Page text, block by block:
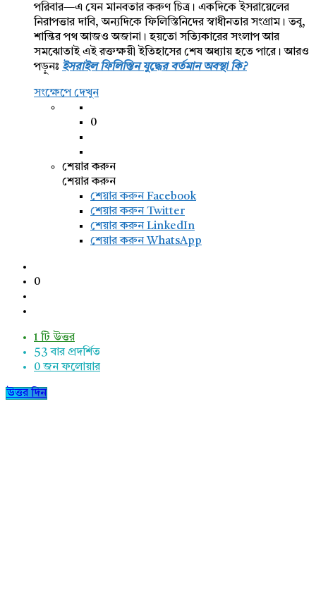
পরিবার—এ যেন মানবতার করুণ চিত্র। একদিকে ইসরায়েলের
নিরাপত্তার দাবি, অন্যদিকে ফিলিস্তিনিদের স্বাধীনতার সংগ্রাম। তবু,
শান্তির পথ আজও অজানা। হয়তো সত্যিকারের সংলাপ আর
সমঝোতাই এই রক্তক্ষয়ী ইতিহাসের শেষ অধ্যায় হতে পারে। আরও
পড়ুনঃ ইসরাইল ফিলিস্তিন যুদ্ধের বর্তমান অবস্থা কি?
সংক্ষেপে দেখুন
0
শেয়ার করুন
শেয়ার করুন
শেয়ার করুনFacebook
শেয়ার করুন Twitter
শেয়ার করুন LinkedIn
শেয়ার করুন WhatsApp
0
1 টি উত্তর
53বার প্রদর্শিত
0 জন ফলোয়ার
উত্তর দিন